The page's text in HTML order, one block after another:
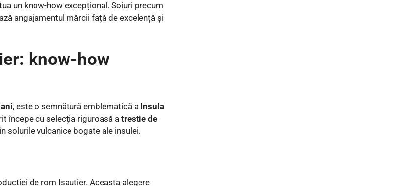
un know-how excepțional. Soiuri precum
angajamentul mărcii față de excelență și
know-how
, este o semnătură emblematică a Insula
începe cu selecția riguroasă a trestie de
solurile vulcanice bogate ale insulei.
de rom Isautier. Aceasta alegere